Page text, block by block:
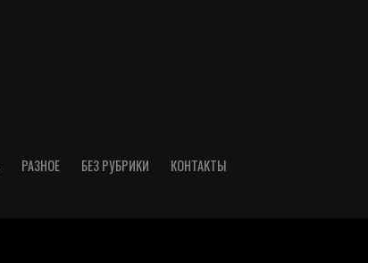
РАЗНОЕ БЕЗ РУБРИКИ КОНТАКТЫ